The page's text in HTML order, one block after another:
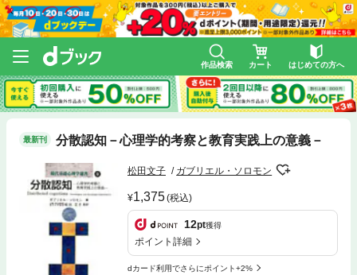
作品検索 カート はじめての方へ
最新刊 分散認知－心理学的考察と教育実践上の意義－
松田文子 ガブリエル・ソロモン
1,375(税込)
12pt獲得
ポイント詳細
dカード利用でさらにポイント+2%